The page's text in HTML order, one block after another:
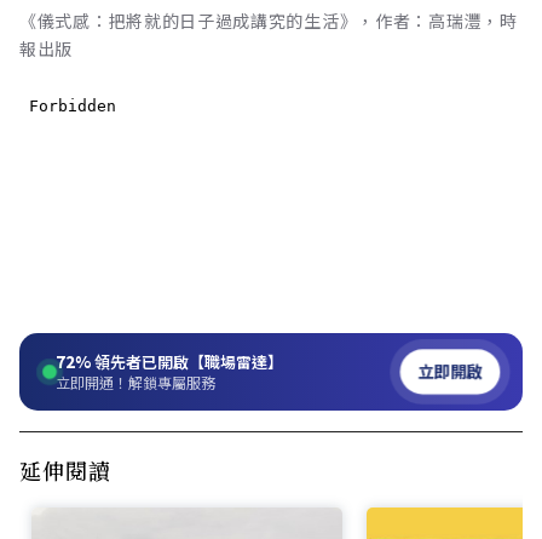
《儀式感：把將就的日子過成講究的生活》，作者：高瑞灃，時
報出版
72%領先者已開啟【職場雷達】
立即開通！解鎖專屬服務 立即開啟
延伸閱讀